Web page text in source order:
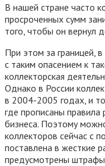
В нашей стране часто
просроченных сумм
того, чтобы он вернул
При этом за границей,
с таким опасением к
коллекторская
Однако в России
в 2004-2005 годах, и
где прописаны
бизнеса. Поэтому
коллекторов сейчас с
поставлена в жесткие
предусмотрены